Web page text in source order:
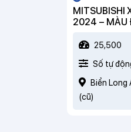
MITSUBISHI
2024 – MÀU
25,500
Số tự
Biển Long
(cũ)